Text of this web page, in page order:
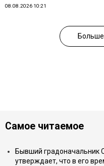
08.08.2026 10:21
Самое читаемое
Бывший градоначальник
утверждает, что в его